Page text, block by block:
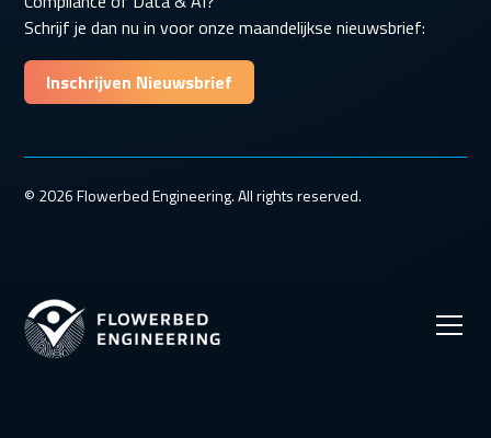
Schrijf je dan nu in voor onze maandelijkse nieuwsbrief:
Inschrijven Nieuwsbrief
© 2026 Flowerbed Engineering. All rights reserved.